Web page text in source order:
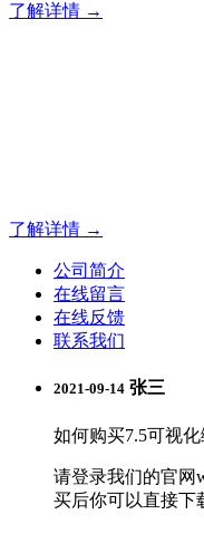
了解详情 →
了解详情 →
公司简介
在线留言
在线反馈
联系我们
2021-09-14 张三
如何购买7.5可视
请登录我们的官网
买后你可以直接下